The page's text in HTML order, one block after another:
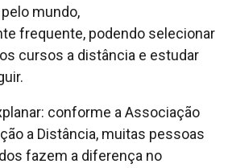
mundo,
frequente, podendo selecionar
cursos a distância e estudar
conforme a Associação
a Distância, muitas pessoas
fazem a diferença no